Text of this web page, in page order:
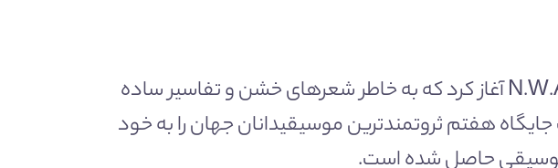
دکتر دری فعالیت موسیقایی خود را به عنوان یک رپر گانگستر با گروه رپ N.W.A آغاز کرد که به خاطر شعر‌های خشن و تفاسیر ساده
کرد. دکتر دری با ۷۴۰ میلیون دلار ثروت جایگاه هفتم ثروتمندترین موسیقیدانان جهان را به خود
موسیقی حاصل شده است.